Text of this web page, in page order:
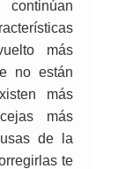
más
no están
más
más
de la
te